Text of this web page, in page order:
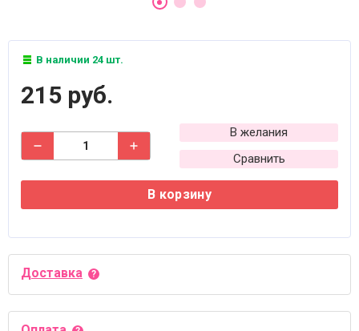
В наличии 24 шт.
215 руб.
В желания
Сравнить
В корзину
Доставка